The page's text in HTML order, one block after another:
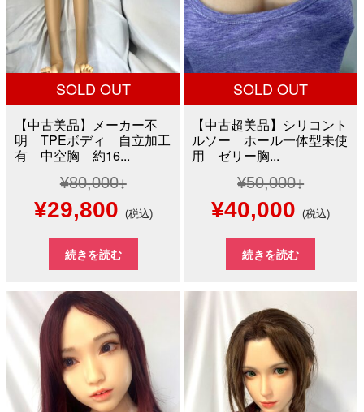
た。 す。 た。 す。
SOLD OUT
【中古美品】メーカー不
明 TPEボディ 自立加工
有 中空胸 約16...
¥80,000
元
の
価
格
は
¥80,000
で
¥29,800現
在
の
価
格
は
¥29,800
(税込)
続きを読む
SOLD OUT
【中古超美品】シリコント
ルソー ホール一体型未使
用 ゼリー胸...
¥50,000
元
の
価
は
¥50,000
で
¥40,000 現
在
の
格
は
(税込)
続きを読む